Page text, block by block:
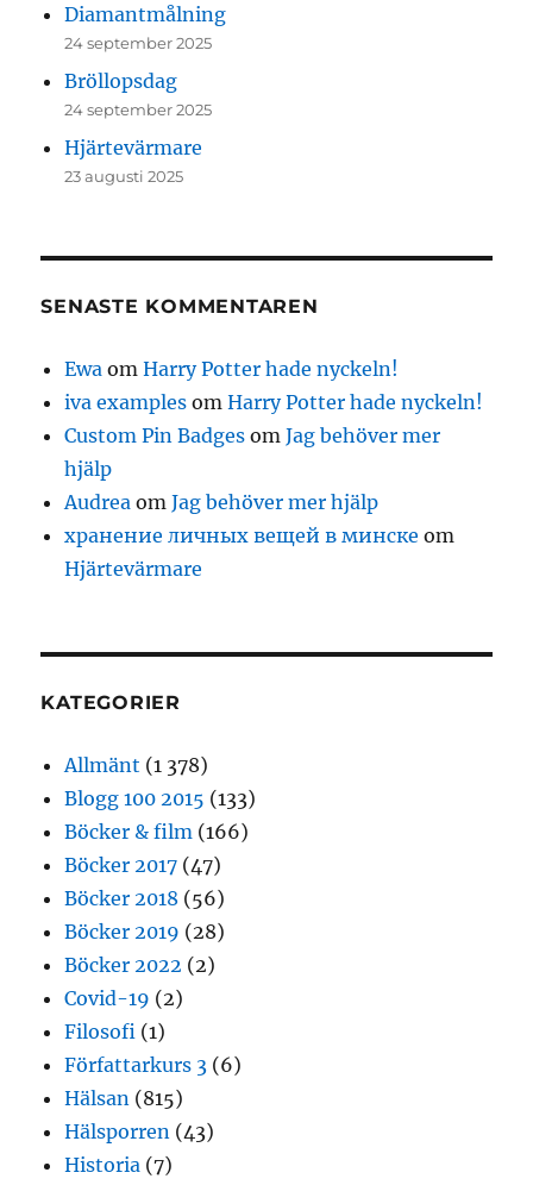
Diamantmålning
24 september 2025
Bröllopsdag
24 september 2025
Hjärtevärmare
23 augusti 2025
SENASTE KOMMENTAREN
Ewa omHarry Potter hade nyckeln!
iva examples omHarry Potter hade nyckeln!
Custom Pin Badges omJag behöver mer
hjälp
Audrea omJag behöver mer hjälp
хранение личных вещей в минске om
Hjärtevärmare
KATEGORIER
Allmänt (1 378)
Blogg 100 2015 (133)
Böcker & film (166)
Böcker 2017 (47)
Böcker 2018 (56)
Böcker 2019 (28)
Böcker 2022 (2)
Covid-19 (2)
Filosofi (1)
Författarkurs 3 (6)
Hälsan (815)
Hälsporren (43)
Historia (7)